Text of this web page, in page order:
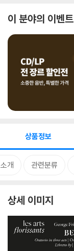
이 분야의 이벤트
상품정보
개 관련분류
상세 이미지